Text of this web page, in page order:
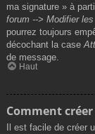
ma signature » à
forum --> Modifier
pourrez toujours
décochant la case
de message.
Haut
Comment
Il est facile de créer